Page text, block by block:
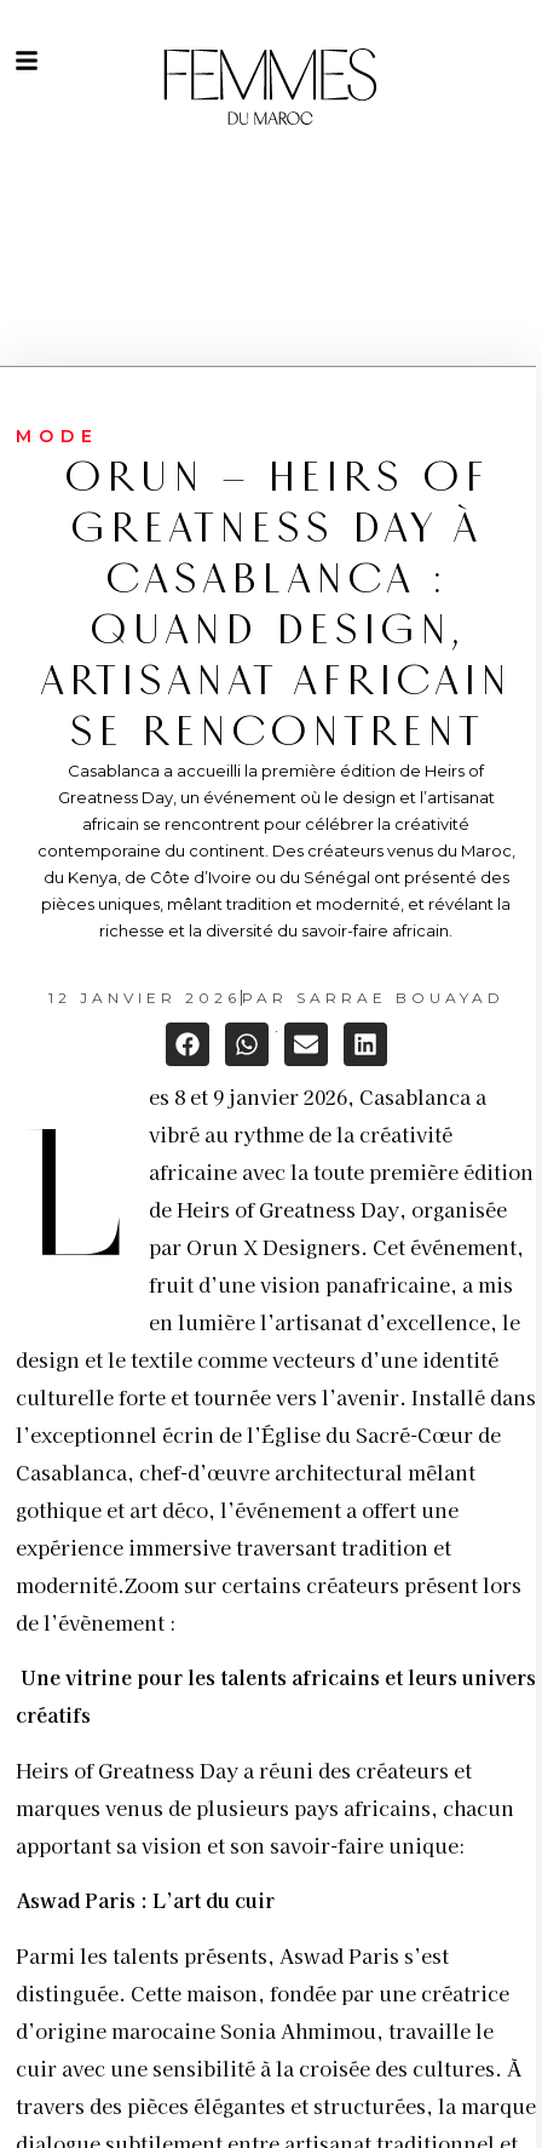
MODE
ORUN – HEIRS OF
GREATNESS DAY À
CASABLANCA :
QUAND DESIGN,
ARTISANAT AFRICAIN
SE RENCONTRENT
Casablanca a accueilli la première édition de Heirs of
Greatness Day, un événement où le design et l’artisanat
africain se rencontrent pour célébrer la créativité
contemporaine du continent. Des créateurs venus du Maroc,
du Kenya, de Côte d’Ivoire ou du Sénégal ont présenté des
pièces uniques, mêlant tradition et modernité, et révélant la
richesse et la diversité du savoir-faire africain.
12 JANVIER 2026 PAR SARRAE BOUAYAD
L
es 8 et 9 janvier 2026, Casablanca a
vibré au rythme de la créativité
africaine avec la toute première édition
de Heirs of Greatness Day, organisée
par Orun X Designers. Cet événement,
fruit d’une vision panafricaine, a mis
en lumière l’artisanat d’excellence, le
design et le textile comme vecteurs d’une identité
culturelle forte et tournée vers l’avenir. Installé dans
l’exceptionnel écrin de l’Église du Sacré-Cœur de
Casablanca, chef-d’œuvre architectural mêlant
gothique et art déco, l’événement a offert une
expérience immersive traversant tradition et
modernité.Zoom sur certains créateurs présent lors
de l’évènement :
Une vitrine pour les talents africains et leurs univers
créatifs
Heirs of Greatness Day a réuni des créateurs et
marques venus de plusieurs pays africains, chacun
apportant sa vision et son savoir-faire unique:
Aswad Paris : L’art du cuir
Parmi les talents présents, Aswad Paris s’est
distinguée. Cette maison, fondée par une créatrice
d’origine marocaine Sonia Ahmimou, travaille le
cuir avec une sensibilité à la croisée des cultures. À
travers des pièces élégantes et structurées, la marque